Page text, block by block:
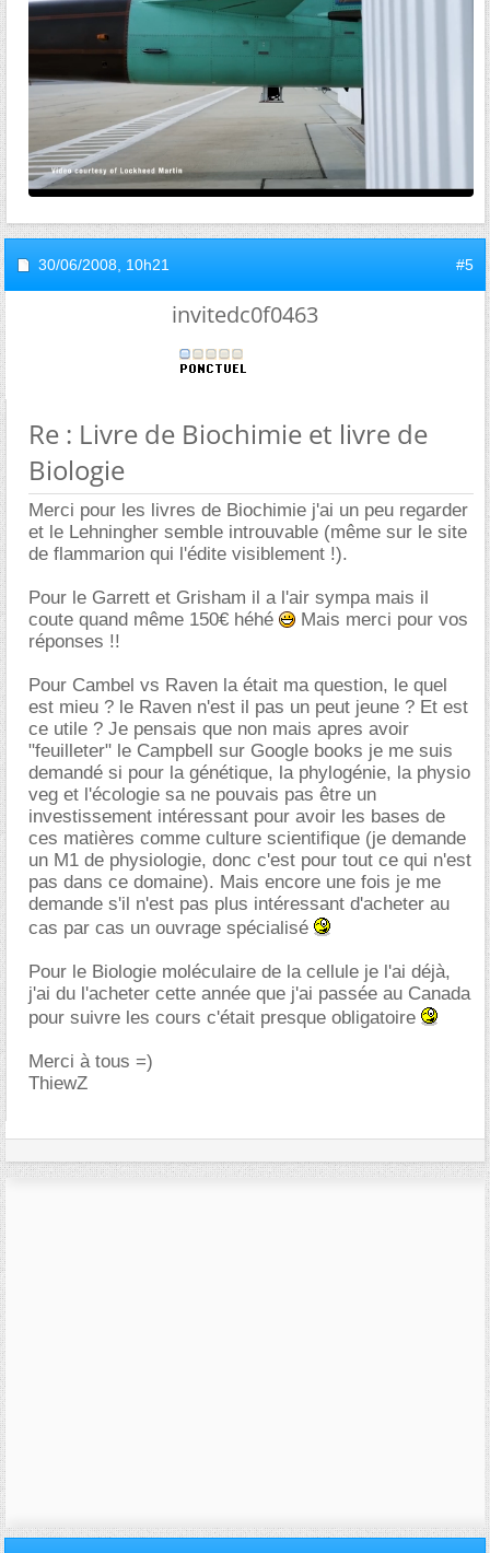
30/06/2008, 10h21 #5
invitedc0f0463
Re : Livre de Biochimie et livre de
Biologie
Merci pour les livres de Biochimie j'ai un peu regarder
et le Lehningher semble introuvable (même sur le site
de flammarion qui l'édite visiblement !).
Pour le Garrett et Grisham il a l'air sympa mais il
coute quand même 150€ héhé
Mais merci pour vos
réponses !!
Pour Cambel vs Raven la était ma question, le quel
est mieu ? le Raven n'est il pas un peut jeune ? Et est
ce utile ? Je pensais que non mais apres avoir
"feuilleter" le Campbell sur Google books je me suis
demandé si pour la génétique, la phylogénie, la physio
veg et l'écologie sa ne pouvais pas être un
investissement intéressant pour avoir les bases de
ces matières comme culture scientifique (je demande
un M1 de physiologie, donc c'est pour tout ce qui n'est
pas dans ce domaine). Mais encore une fois je me
demande s'il n'est pas plus intéressant d'acheter au
cas par cas un ouvrage spécialisé
Pour le Biologie moléculaire de la cellule je l'ai déjà,
j'ai du l'acheter cette année que j'ai passée au Canada
pour suivre les cours c'était presque obligatoire
Merci à tous =)
ThiewZ